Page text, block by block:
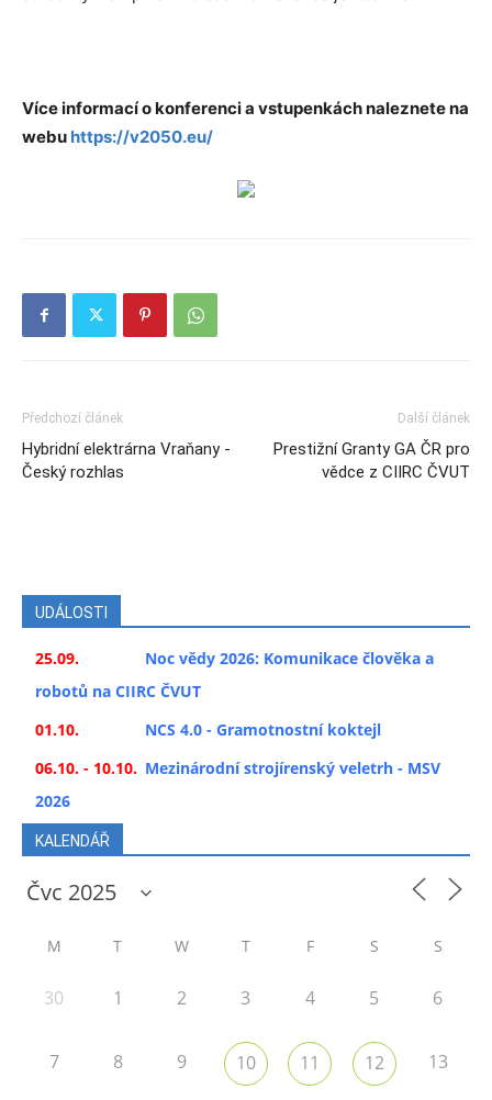
Více informací o konferenci a vstupenkách naleznete na
webu https://v2050.eu/
Předchozí článek
Hybridní elektrárna Vraňany -
Český rozhlas
Další článek
Prestižní Granty GA ČR pro
vědce z CIIRC ČVUT
UDÁLOSTI
25.09.
Noc vědy 2026: Komunikace člověka a
robotů na CIIRC ČVUT
01.10.
NCS 4.0 - Gramotnostní koktejl
06.10. - 10.10. Mezinárodní strojírenský veletrh - MSV
2026
KALENDÁŘ
M T W T F S S
30 1 2 3 4 5 6
7 8 9 10 11 12 13